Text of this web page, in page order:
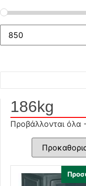
186kg
Προβάλλονται όλα